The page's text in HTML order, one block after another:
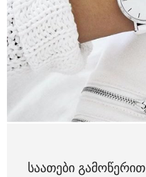
ᲡᲐᲐᲗᲔᲑᲘ ᲒᲐᲛᲝᲬᲔᲠᲘᲗ